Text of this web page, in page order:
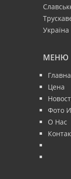
Україна
МЕНЮ
Цена
Фото
О Нас